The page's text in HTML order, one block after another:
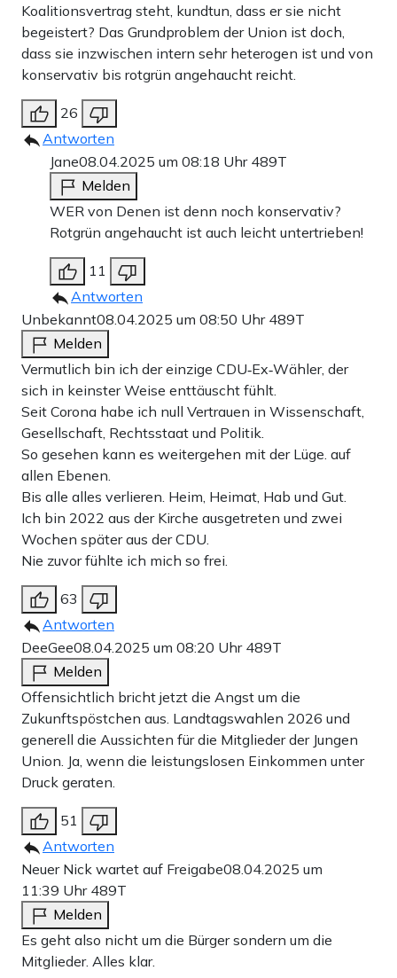
Koalitionsvertrag steht, kundtun, dass er sie nicht
begeistert? Das Grundproblem der Union ist doch,
dass sie inzwischen intern sehr heterogen ist und von
konservativ bis rotgrün angehaucht reicht.
26
Antworten
Jane08.04.2025 um 08:18 Uhr 489T
Melden
WER von Denen ist denn noch konservativ?
Rotgrün angehaucht ist auch leicht untertrieben!
11
Antworten
Unbekannt08.04.2025 um 08:50 Uhr 489T
Melden
Vermutlich bin ich der einzige CDU‑Ex‑Wähler, der
sich in keinster Weise enttäuscht fühlt.
Seit Corona habe ich null Vertrauen in Wissenschaft,
Gesellschaft, Rechtsstaat und Politik.
So gesehen kann es weitergehen mit der Lüge. auf
allen Ebenen.
Bis alle alles verlieren. Heim, Heimat, Hab und Gut.
Ich bin 2022 aus der Kirche ausgetreten und zwei
Wochen später aus der CDU.
Nie zuvor fühlte ich mich so frei.
63
Antworten
DeeGee08.04.2025 um 08:20 Uhr 489T
Melden
Offensichtlich bricht jetzt die Angst um die
Zukunftspöstchen aus. Landtagswahlen 2026 und
generell die Aussichten für die Mitglieder der Jungen
Union. Ja, wenn die leistungslosen Einkommen unter
Druck geraten.
51
Antworten
Neuer Nick wartet auf Freigabe08.04.2025 um
11:39 Uhr 489T
Melden
Es geht also nicht um die Bürger sondern um die
Mitglieder. Alles klar.